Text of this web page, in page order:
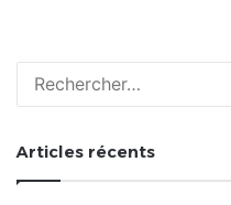
Articles récents